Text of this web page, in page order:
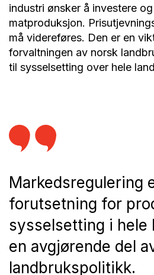
industri ønsker å investere
matproduksjon.
må videreføres. Den er en
forvaltningen av norsk
til sysselsetting over hele
Markedsregulering
forutsetning for
sysselsetting i hele
en avgjørende del
landbrukspolitikk.